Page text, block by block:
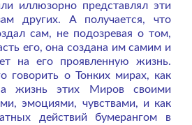
иллюзорно представлял эти
других. А получается, что
сам, не подозревая о том,
его, она создана им самим и
на его проявленную жизнь.
говорить о Тонких мирах, как
жизнь этих Миров своими
эмоциями, чувствами, и как
действий бумерангом в